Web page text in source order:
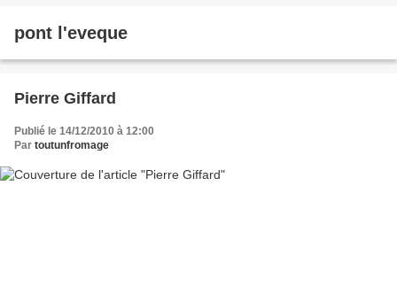
pont l'eveque
Pierre Giffard
Publié le 14/12/2010 à 12:00
Par toutunfromage